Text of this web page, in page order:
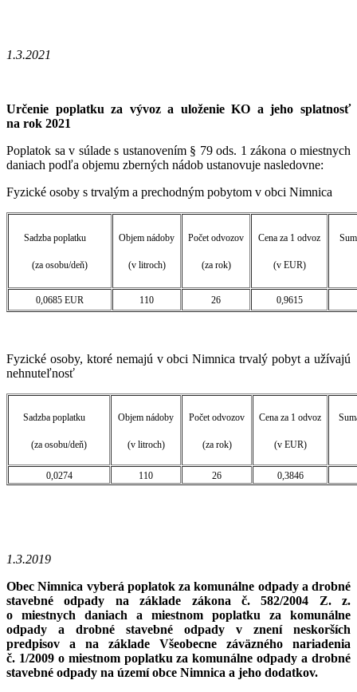
1.3.2021
Určenie poplatku za vývoz a uloženie KO a jeho splatnosť
na rok 2021
Poplatok sa v súlade s ustanovením § 79 ods. 1 zákona o miestnych
daniach podľa objemu zberných nádob ustanovuje nasledovne:
Fyzické osoby s trvalým a prechodným pobytom v obci Nimnica
Sadzba poplatku
(za osobu/deň)
Objem nádoby
(v litroch)
Počet odvozov
(za rok)
Cena za 1 odvoz
(v EUR)
0,0685 EUR 110 26 0,9615
Fyzické osoby, ktoré nemajú v obci Nimnica trvalý pobyt a užívajú
nehnuteľnosť
Sadzba poplatku
(za osobu/deň)
Objem nádoby
(v litroch)
Počet odvozov
(za rok)
Cena za 1 odvoz
(v EUR)
0,0274 110 26 0,3846
1.3.2019
Obec Nimnica vyberá poplatok za komunálne odpady a drobné
stavebné odpady na základe zákona č. 582/2004 Z. z.
o miestnych daniach a miestnom poplatku za komunálne
odpady a drobné stavebné odpady v znení neskorších
predpisov a na základe Všeobecne záväzného nariadenia
č. 1/2009 o miestnom poplatku za komunálne odpady a drobné
stavebné odpady na území obce Nimnica a jeho dodatkov.